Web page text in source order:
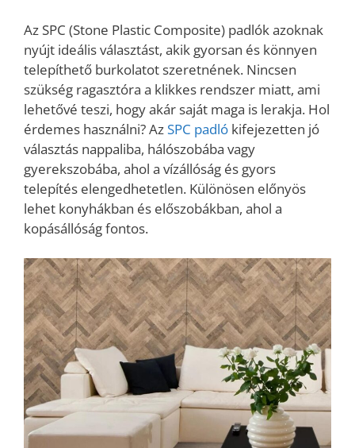
Az SPC (Stone Plastic Composite) padlók azoknak
nyújt ideális választást, akik gyorsan és könnyen
telepíthető burkolatot szeretnének. Nincsen
szükség ragasztóra a klikkes rendszer miatt, ami
lehetővé teszi, hogy akár saját maga is lerakja. Hol
érdemes használni?AzSPC padló kifejezetten jó
választás nappaliba, hálószobába vagy
gyerekszobába, ahol a vízállóság és gyors
telepítés elengedhetetlen. Különösen előnyös
lehet konyhákban és előszobákban, ahol a
kopásállóság fontos.